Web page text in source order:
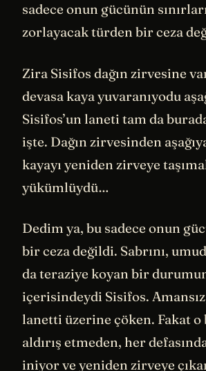
sadece onun gücünün
zorlayacak türden bir ceza
Zira Sisifos dağın zirvesine
devasa kaya yuvaranıyodu
Sisifos’un laneti tam da
işte. Dağın zirvesinden
kayayı yeniden zirveye
yükümlüydü…
Dedim ya, bu sadece onun
bir ceza değildi. Sabrını,
da teraziye koyan bir
içerisindeydi Sisifos.
lanetti üzerine çöken. Fakat o
aldırış etmeden, her
iniyor ve yeniden zirveye